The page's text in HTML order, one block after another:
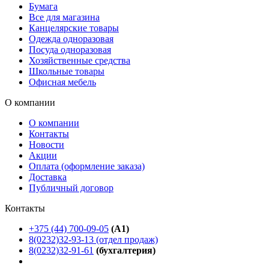
Бумага
Все для магазина
Канцелярские товары
Одежда одноразовая
Посуда одноразовая
Хозяйственные средства
Школьные товары
Офисная мебель
О компании
О компании
Контакты
Новости
Акции
Оплата (оформление заказа)
Доставка
Публичный договор
Контакты
+375 (44) 700-09-05 (A1)
8(0232)32-93-13 (отдел продаж)
8(0232)32-91-61 (бухгалтерия)